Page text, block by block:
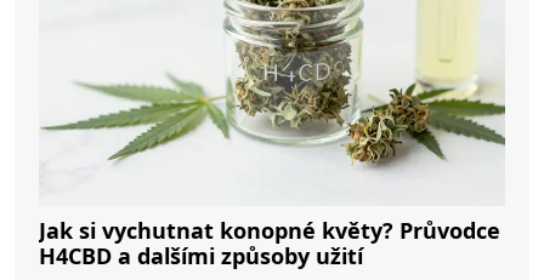
Jak si vychutnat konopné květy? Průvodce
H4CBD a dalšími způsoby užití